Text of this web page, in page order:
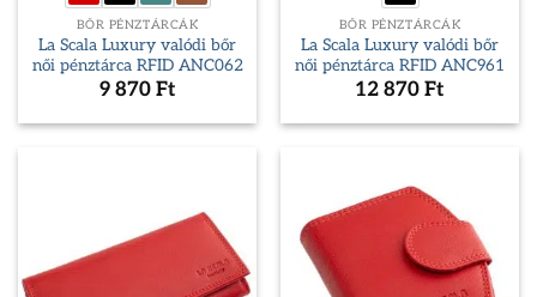
BŐR PÉNZTÁRCÁK
La Scala Luxury valódi bőr
női pénztárca RFID ANC062
9 870 Ft
BŐR PÉNZTÁRCÁK
La Scala Luxury valódi bőr
női pénztárca RFID ANC961
12 870 Ft